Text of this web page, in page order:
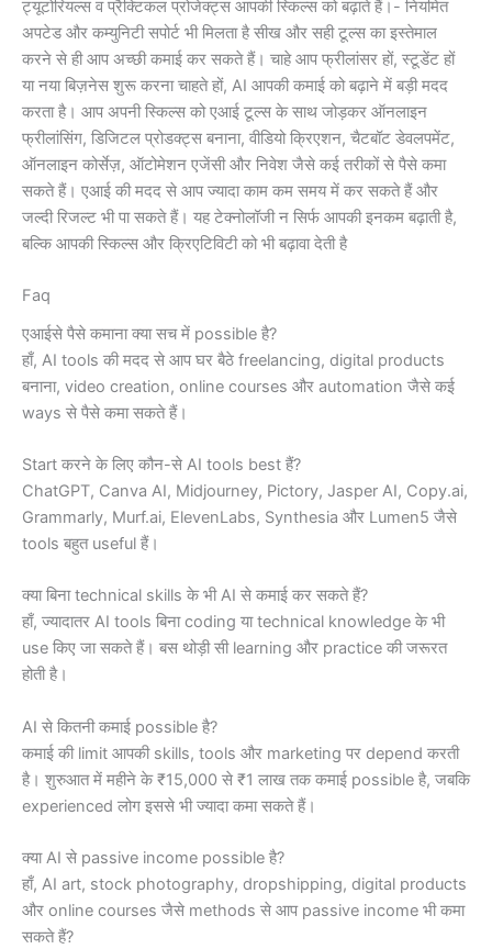
ट्यूटोरियल्स व प्रैक्टिकल प्रोजेक्ट्स आपकी स्किल्स को बढ़ाते हैं।- नियमित
अपटेड और कम्युनिटी सपोर्ट भी मिलता है सीख और सही टूल्स का इस्तेमाल
करने से ही आप अच्छी कमाई कर सकते हैं। चाहे आप फ्रीलांसर हों, स्टूडेंट हों
या नया बिज़नेस शुरू करना चाहते हों, AI आपकी कमाई को बढ़ाने में बड़ी मदद
करता है। आप अपनी स्किल्स को एआई टूल्स के साथ जोड़कर ऑनलाइन
फ्रीलांसिंग, डिजिटल प्रोडक्ट्स बनाना, वीडियो क्रिएशन, चैटबॉट डेवलपमेंट,
ऑनलाइन कोर्सेज़, ऑटोमेशन एजेंसी और निवेश जैसे कई तरीकों से पैसे कमा
सकते हैं। एआई की मदद से आप ज्यादा काम कम समय में कर सकते हैं और
जल्दी रिजल्ट भी पा सकते हैं। यह टेक्नोलॉजी न सिर्फ आपकी इनकम बढ़ाती है,
बल्कि आपकी स्किल्स और क्रिएटिविटी को भी बढ़ावा देती है
Faq
एआईसे पैसे कमाना क्या सच में possible है?
हाँ, AI tools की मदद से आप घर बैठे freelancing, digital products
बनाना, video creation, online courses और automation जैसे कई
ways से पैसे कमा सकते हैं।
Start करने के लिए कौन-से AI tools best हैं?
ChatGPT, Canva AI, Midjourney, Pictory, Jasper AI, Copy.ai,
Grammarly, Murf.ai, ElevenLabs, Synthesia और Lumen5 जैसे
tools बहुत useful हैं।
क्या बिना technical skills के भी AI से कमाई कर सकते हैं?
हाँ, ज्यादातर AI tools बिना coding या technical knowledge के भी
use किए जा सकते हैं। बस थोड़ी सी learning और practice की जरूरत
होती है।
AI से कितनी कमाई possible है?
कमाई की limit आपकी skills, tools और marketing पर depend करती
है। शुरुआत में महीने के ₹15,000 से ₹1 लाख तक कमाई possible है, जबकि
experienced लोग इससे भी ज्यादा कमा सकते हैं।
क्या AI से passive income possible है?
हाँ, AI art, stock photography, dropshipping, digital products
और online courses जैसे methods से आप passive income भी कमा
सकते हैं?